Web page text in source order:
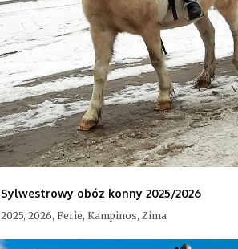
Sylwestrowy obóz konny 2025/2026
2025, 2026, Ferie, Kampinos, Zima